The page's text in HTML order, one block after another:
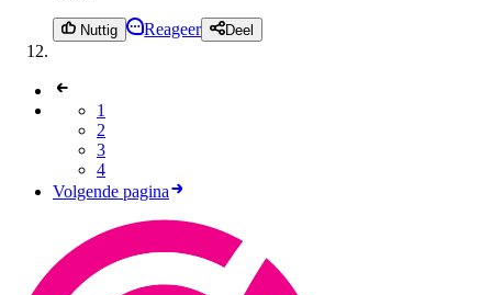
Nuttig Reageer Deel
1
2
3
4
Volgende pagina